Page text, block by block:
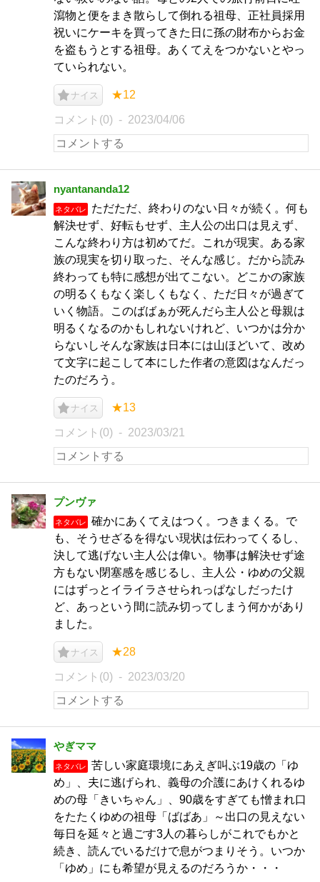
瀉物と便をまき散らして倒れる祖母、正社員採用
祝いにケーキを買ってきた日に孫の財布からお金
を盗もうとする祖母。あくてえをつかないとやっ
ていられない。
ナイス ★12
コメント(0) 2023/04/06
nyantananda12
ネタバレ
ただただ、終わりのない日々が続く。何も
解決せず、好転もせず、主人公の出口は見えず、
こんな終わり方は初めてだ。これが現実。ある家
族の現実を切り取った、そんな感じ。だから読み
終わっても特に感想が出てこない。どこかの家族
の明るくもなく楽しくもなく、ただ日々が過ぎて
いく物語。このばばぁが死んだら主人公と母親は
明るくなるのかもしれないけれど、いつかは分か
らないしそんな家族は日本には山ほどいて、改め
て文字に起こして本にした作者の意図はなんだっ
たのだろう。
ナイス ★13
コメント(0) 2023/03/21
プンヴァ
ネタバレ
確かにあくてえはつく。つきまくる。で
も、そうせざるを得ない現状は伝わってくるし、
決して逃げない主人公は偉い。物事は解決せず途
方もない閉塞感を感じるし、主人公・ゆめの父親
にはずっとイライラさせられっぱなしだったけ
ど、あっという間に読み切ってしまう何かがあり
ました。
ナイス ★28
コメント(0) 2023/03/20
やぎママ
ネタバレ
苦しい家庭環境にあえぎ叫ぶ19歳の「ゆ
め」、夫に逃げられ、義母の介護にあけくれるゆ
めの母「きいちゃん」、90歳をすぎても憎まれ口
をたたくゆめの祖母「ばばあ」～出口の見えない
毎日を延々と過ごす3人の暮らしがこれでもかと
続き、読んでいるだけで息がつまりそう。いつか
「ゆめ」にも希望が見えるのだろうか・・・